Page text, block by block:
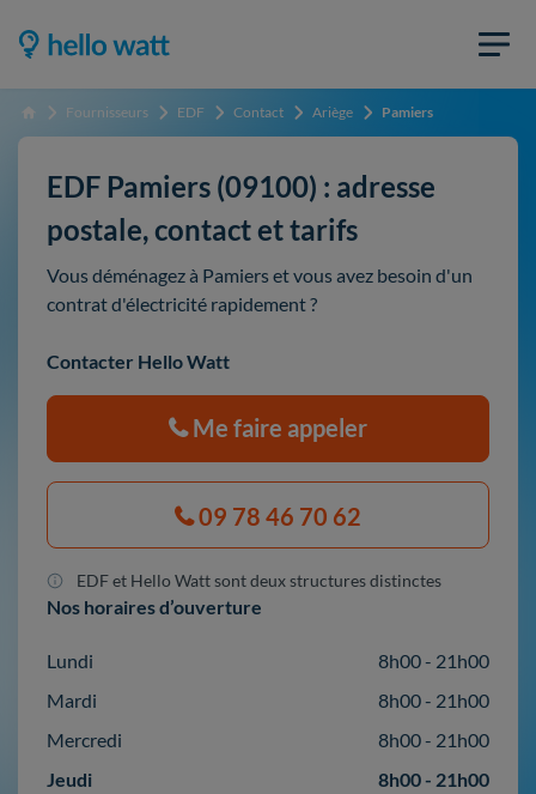
Accueil Fournisseurs EDF Contact Ariège Pamiers
EDF Pamiers (09100) : adresse
postale, contact et tarifs
Vous déménagez à Pamiers et vous avez besoin d'un
contrat d'électricité rapidement ?
Contacter Hello Watt
Me faire appeler
09 78 46 70 62
EDF et Hello Watt sont deux structures distinctes
Nos horaires d’ouverture
Lundi
8h00 - 21h00
Mardi
8h00 - 21h00
Mercredi
8h00 - 21h00
Jeudi
8h00 - 21h00